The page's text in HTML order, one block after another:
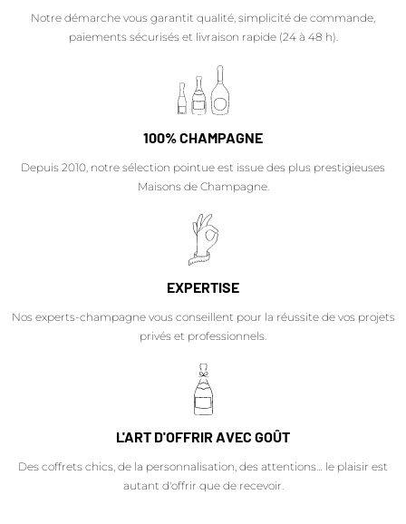
Notre démarche vous garantit qualité, simplicité de commande,
paiements sécurisés et livraison rapide (24 à 48 h).
100% CHAMPAGNE
Depuis 2010, notre sélection pointue est issue des plus prestigieuses
Maisons de Champagne.
EXPERTISE
Nos experts-champagne vous conseillent pour la réussite de vos projets
privés et professionnels.
L'ART D'OFFRIR AVEC GOÛT
Des coffrets chics, de la personnalisation, des attentions… le plaisir est
autant d'offrir que de recevoir.